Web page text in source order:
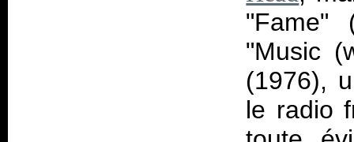
"Fame"
"Music
(1976),
le radio